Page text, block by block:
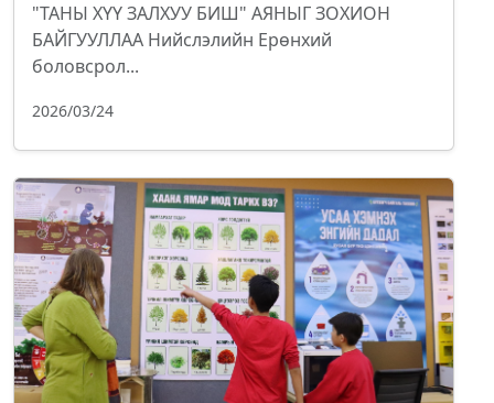
"ТАНЫ ХҮҮ ЗАЛХУУ БИШ" АЯНЫГ ЗОХИОН
БАЙГУУЛЛАА Нийслэлийн Ерөнхий
боловсрол...
2026/03/24